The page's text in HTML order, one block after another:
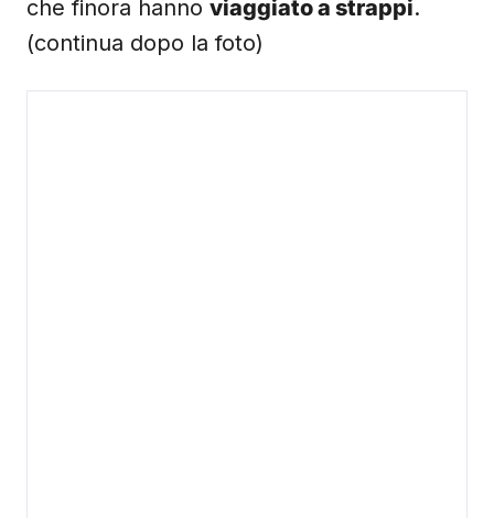
che finora hanno viaggiato a strappi.
(continua dopo la foto)